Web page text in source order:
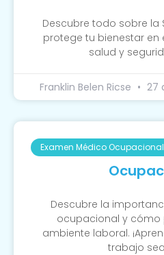
Descubre todo sobre la
protege tu bienestar en
salud y
Franklin Belen Ricse 27
Examen Médico Ocupacional
La Función De
Descubre la
ocupacional y cómo
ambiente laboral.
trabajo